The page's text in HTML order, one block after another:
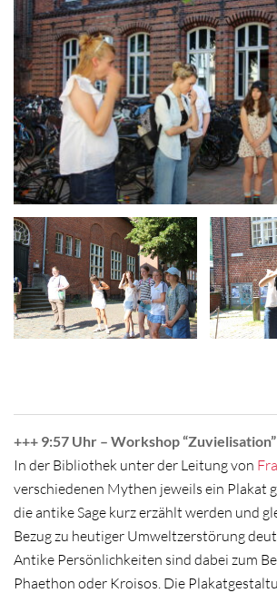
+++ 9:57 Uhr – Workshop
In der Bibliothek unter der Leitung von
verschiedenen Mythen jeweils ein Plakat
die antike Sage kurz erzählt werden und
Bezug zu heutiger Umweltzerstörung
Antike Persönlichkeiten sind dabei zum
Phaethon oder Kroisos. Die